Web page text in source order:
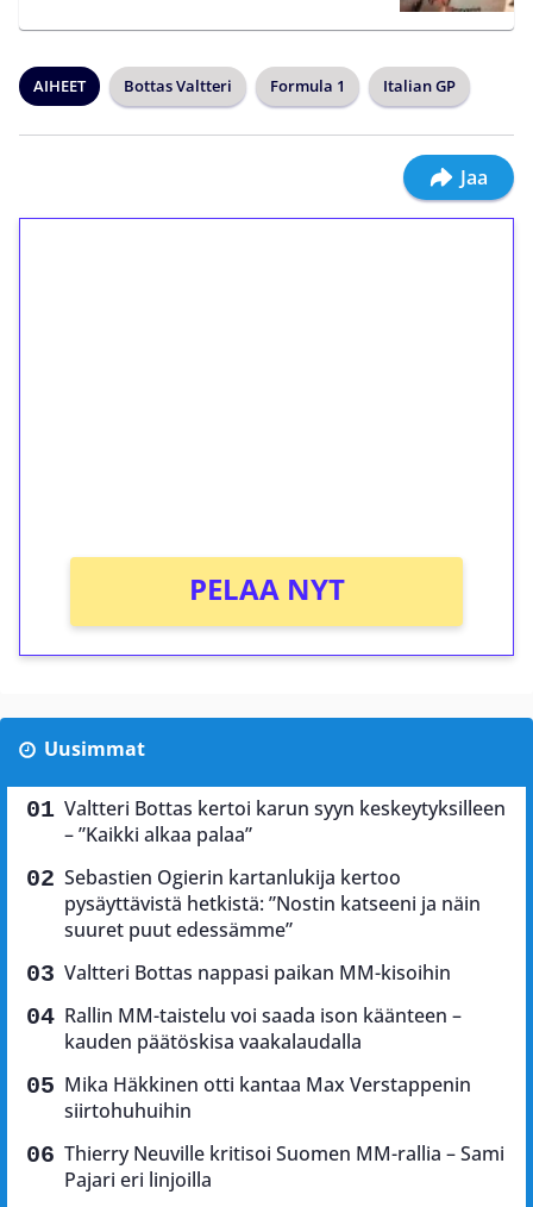
AIHEET Bottas Valtteri Formula 1 Italian GP
Jaa
PELAA NYT
Uusimmat
Valtteri Bottas kertoi karun syyn keskeytyksilleen
– ”Kaikki alkaa palaa”
Sebastien Ogierin kartanlukija kertoo
pysäyttävistä hetkistä: ”Nostin katseeni ja näin
suuret puut edessämme”
Valtteri Bottas nappasi paikan MM-kisoihin
Rallin MM-taistelu voi saada ison käänteen –
kauden päätöskisa vaakalaudalla
Mika Häkkinen otti kantaa Max Verstappenin
siirtohuhuihin
Thierry Neuville kritisoi Suomen MM-rallia – Sami
Pajari eri linjoilla